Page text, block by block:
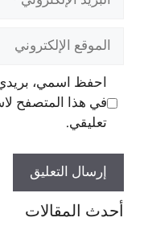
الإلكتروني
الموقع
الإلكتروني
احفظ اسمي، بريدي
في هذا المتصفح
تعليقي.
أحدث المقالات